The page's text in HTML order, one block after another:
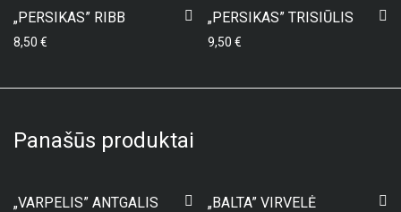
„PERSIKAS” RIBB
8,50 €
„PERSIKAS” TRISIŪLIS
9,50 €
Panašūs produktai
„VARPELIS” ANTGALIS „BALTA” VIRVELĖ